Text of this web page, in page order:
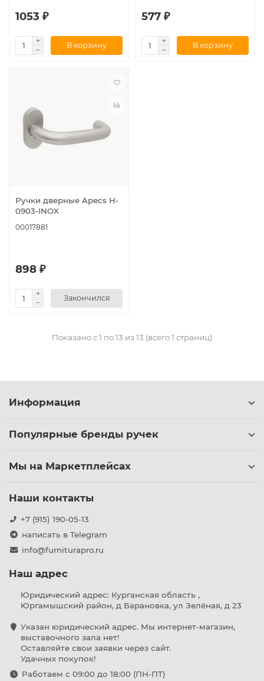
1053 ₽
В корзину
577 ₽
В корзину
Ручки дверные Apecs H-
0903-INOX
00017881
898 ₽
Закончился
Показано с 1 по 13 из 13 (всего 1 страниц)
Информация
Популярные бренды ручек
Мы на Маркетплейсах
Наши контакты
+7 (915) 190-05-13
написать в Telegram
info@furniturapro.ru
Наш адрес
Юридический адрес: Курганская область ,
Юргамышский район, д Барановка, ул Зелёная, д 23
Указан юридический адрес. Мы интернет-магазин,
выставочного зала нет!
Оставляйте свои заявки через сайт.
Удачных покупок!
Работаем с 09:00 до 18:00 (ПН-ПТ)